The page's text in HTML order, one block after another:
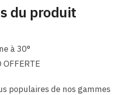
du produit
à 30°
OFFERTE
populaires de nos gammes